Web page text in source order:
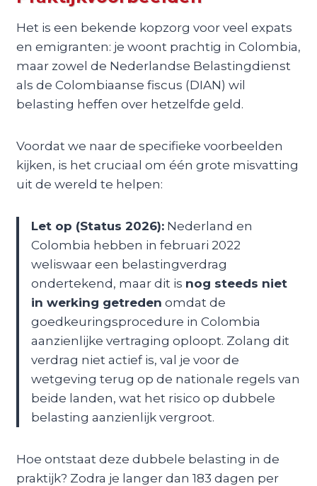
Het is een bekende kopzorg voor veel expats
en emigranten: je woont prachtig in Colombia,
maar zowel de Nederlandse Belastingdienst
als de Colombiaanse fiscus (DIAN) wil
belasting heffen over hetzelfde geld.
Voordat we naar de specifieke voorbeelden
kijken, is het cruciaal om één grote misvatting
uit de wereld te helpen:
Let op (Status 2026):Nederland en
Colombia hebben in februari 2022
weliswaar een belastingverdrag
ondertekend, maar dit is nog steeds niet
in werking getreden omdat de
goedkeuringsprocedure in Colombia
aanzienlijke vertraging oploopt. Zolang dit
verdrag niet actief is, val je voor de
wetgeving terug op de nationale regels van
beide landen, wat het risico op dubbele
belasting aanzienlijk vergroot.
Hoe ontstaat deze dubbele belasting in de
praktijk? Zodra je langer dan 183 dagen per